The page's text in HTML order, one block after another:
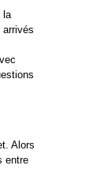
la
Alors
entre